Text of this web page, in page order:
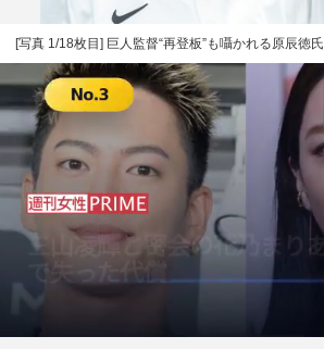
[写真 1/18枚目] 巨人監督“再登板”も囁かれる原辰徳氏
n
o